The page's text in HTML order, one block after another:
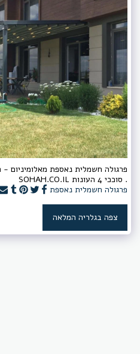
פרגולה חשמלית נאספת מאלומיניום
. סוככי 4 העונות SOHAH.CO.IL
פרגולה חשמלית נאספת
צפה בגלריה המלאה